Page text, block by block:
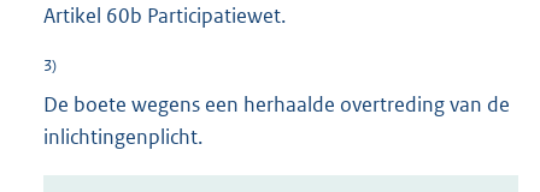
Artikel 60b Participatiewet.
3)
De boete wegens een herhaalde overtreding van de
inlichtingenplicht.